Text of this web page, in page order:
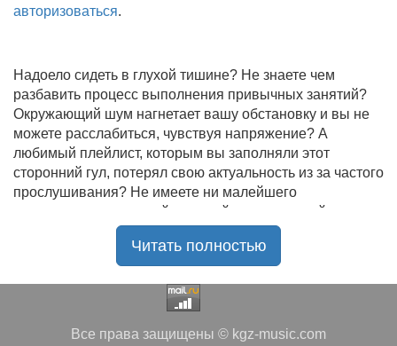
авторизоваться.
Надоело сидеть в глухой тишине? Не знаете чем
разбавить процесс выполнения привычных занятий?
Окружающий шум нагнетает вашу обстановку и вы не
можете расслабиться, чувствуя напряжение? А
любимый плейлист, которым вы заполняли этот
сторонний гул, потерял свою актуальность из за частого
прослушивания? Не имеете ни малейшего
представления, где найти новый качественный контент
на замену старому? В таком случае вы обратились по
радостью приветствует своих старых и новых
чудесную подборку самых лучших песен всех времён
Читать полностью
Все права защищены © kgz-music.com